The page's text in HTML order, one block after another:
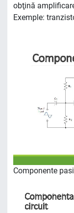
obţină
Exemple:
Componente